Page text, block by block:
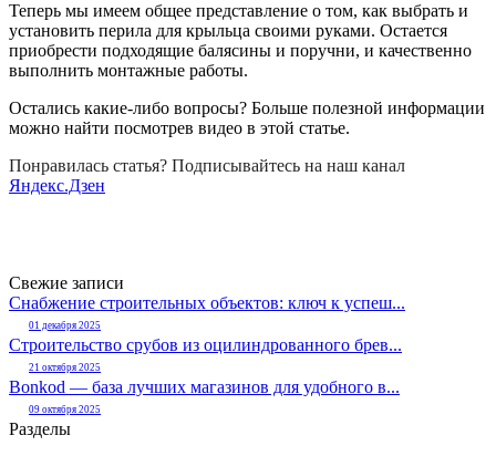
Теперь мы имеем общее представление о том, как выбрать и
установить перила для крыльца своими руками. Остается
приобрести подходящие балясины и поручни, и качественно
выполнить монтажные работы.
Остались какие-либо вопросы? Больше полезной информации
можно найти посмотрев видео в этой статье.
Понравилась статья? Подписывайтесь на наш канал
Яндекс.Дзен
Свежие записи
Снабжение строительных объектов: ключ к успеш...
01 декабря 2025
Строительство срубов из оцилиндрованного брев...
21 октября 2025
Bonkod — база лучших магазинов для удобного в...
09 октября 2025
Разделы